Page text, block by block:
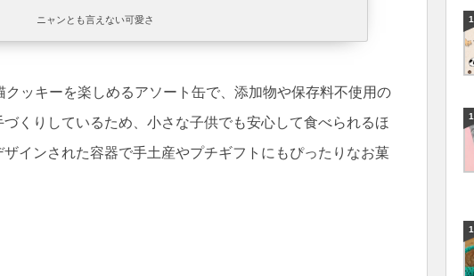
ニャンとも言えない可愛さ
ッキーを楽しめるアソート缶で、添加物や保存料不使用の
くりしているため、小さな子供でも安心して食べられるほ
インされた容器で手土産やプチギフトにもぴったりなお菓